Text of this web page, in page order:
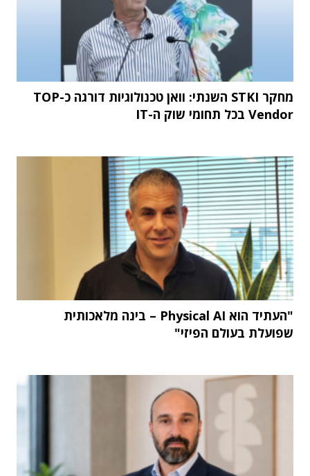
מחקר STKI השנתי: וואן טכנולוגיות דורגה כ-TOP
Vendor בכל תחומי שוק ה-IT
"העתיד הוא Physical AI – בינה מלאכותית
שפועלת בעולם הפיזי"